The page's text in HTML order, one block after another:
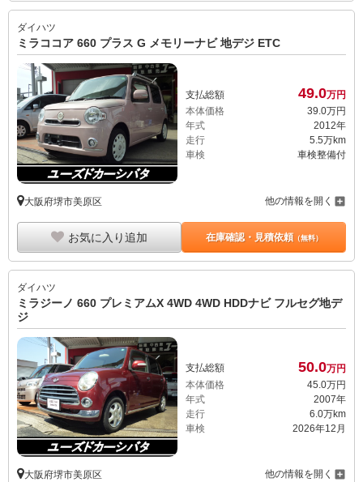
ダイハツ
ミラココア 660 プラス G メモリーナビ 地デジ ETC
支払総額 49.0万円
本体価格
39.0万円
年式
2012年
走行
5.5万km
車検
車検整備付
大阪府堺市美原区 他の情報を開く
お気に入り追加 在庫確認・見積依頼（無料）
ダイハツ
ミラジーノ 660 プレミアムX 4WD 4WD HDDナビ フルセグ地デ
ジ
支払総額 50.0万円
本体価格
45. 0万円
年式
2007年
走行
6.0万km
車検
2026年12月
大阪府堺市美原区 他の情報を開く